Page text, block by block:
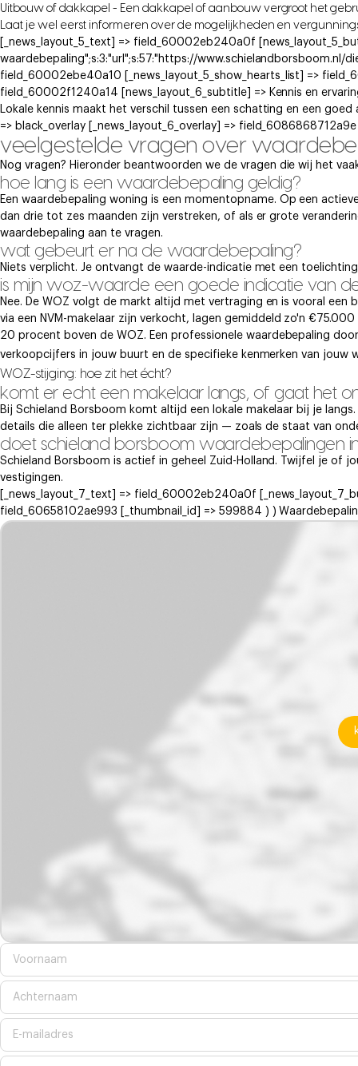
Uitbouw of dakkapel - Een dakkapel of aanbouw vergroot het
Laat je wel eerst informeren over de mogelijkheden en
[_news_layout_5_text] => field_60002eb240a0f
waardebepaling";s:3:"url";s:57:"https://www.schielandborsboom.nl/
field_60002ebe40a10 [_news_layout_5_show_hearts_list] =>
field_60002f1240a14 [news_layout_6_subtitle] => Kennis en
Lokale kennis maakt het verschil tussen een schatting en een
=> black_overlay [_news_layout_6_overlay] =>
veelgestelde vragen over
Nog vragen? Hieronder beantwoorden we de vragen die wij het
hoe lang is een waardebepaling geldig?
Een waardebepaling woning is een momentopname. Op een
dan drie tot zes maanden zijn verstreken, of als er grote
waardebepaling aan te vragen.
wat gebeurt er na de waardebepaling?
Niets verplicht. Je ontvangt de waarde-indicatie met een
is mijn woz-waarde een goede indicatie van
Nee. De WOZ volgt de markt altijd met vertraging en is vooral
via een NVM-makelaar zijn verkocht, lagen gemiddeld zo'n
20 procent boven de WOZ. Een professionele waardebepaling
verkoopcijfers in jouw buurt en de specifieke kenmerken van jouw
WOZ-stijging: hoe zit het écht?
komt er echt een makelaar langs, of gaat het
Bij Schieland Borsboom komt altijd een lokale makelaar bij je
details die alleen ter plekke zichtbaar zijn — zoals de staat van
doet schieland borsboom waardebepalingen
Schieland Borsboom is actief in geheel Zuid-Holland. Twijfel je of
vestigingen.
[_news_layout_7_text] => field_60002eb240a0f
field_60658102ae993 [_thumbnail_id] => 599884 ) )